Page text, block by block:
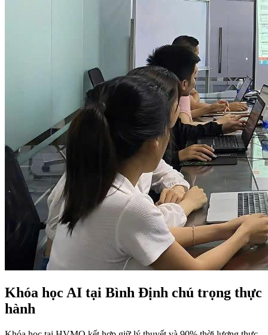
Khóa học AI tại Bình Định chú trọng thực
hành